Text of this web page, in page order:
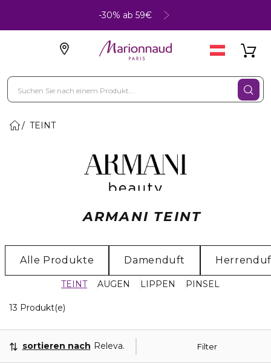
-30% ab 59€
TEINT
ARMANI TEINT
Alle Produkte Damenduft
TEINT AUGEN LIPPEN PINSEL
13 Produkt(e)
Filter
sortieren nach Relevanz